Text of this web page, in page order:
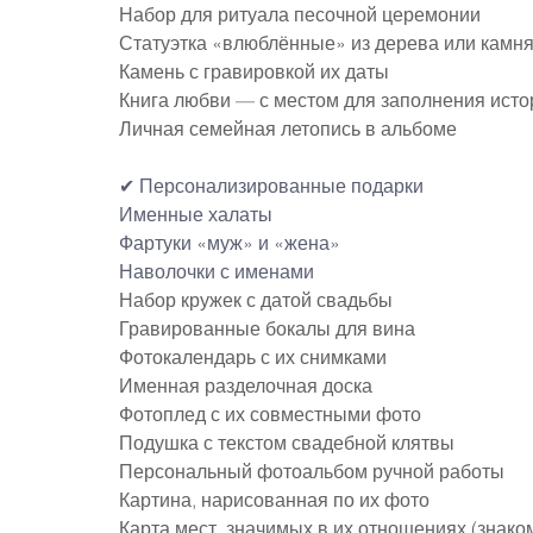
Набор для ритуала песочной церемонии
Статуэтка «влюблённые» из дерева или камня
Камень с гравировкой их даты
Книга любви — с местом для заполнения
Личная семейная летопись в альбоме
✔ Персонализированные подарки
Именные халаты
Фартуки «муж» и «жена»
Наволочки с именами
Набор кружек с датой свадьбы
Гравированные бокалы для вина
Фотокалендарь с их снимками
Именная разделочная доска
Фотоплед с их совместными фото
Подушка с текстом свадебной клятвы
Персональный фотоальбом ручной работы
Картина, нарисованная по их фото
Карта мест, значимых в их отношениях